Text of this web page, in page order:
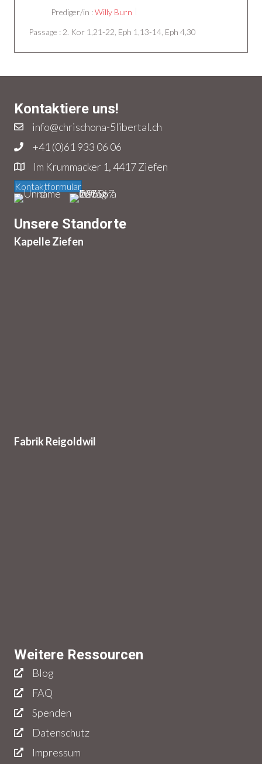
Prediger/in :Willy Burn
Passage : 2. Kor 1,21-22, Eph 1,13-14, Eph 4,30
Kontaktiere uns!
info@chrischona-5libertal.ch
+41 (0)61 933 06 06
Im Krummacker 1, 4417 Ziefen
Kontaktformular
Unsere Standorte
Kapelle Ziefen
Fabrik Reigoldwil
Weitere Ressourcen
Blog
FAQ
Spenden
Datenschutz
Impressum